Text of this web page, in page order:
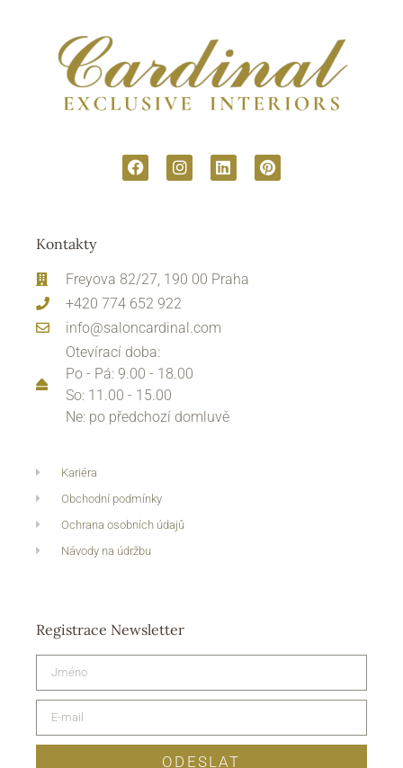
Kontakty
Freyova 82/27, 190 00 Praha
+420 774 652 922
info@saloncardinal.com
Otevírací doba:
Po - Pá: 9.00 - 18.00
So: 11.00 - 15.00
Ne: po předchozí domluvě
Kariéra
Obchodní podmínky
Ochrana osobních údajů
Návody na údržbu
Registrace Newsletter
ODESLAT